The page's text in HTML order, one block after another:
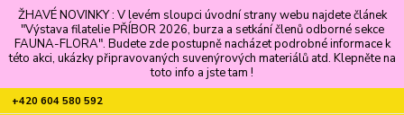
ŽHAVÉ NOVINKY : V levém sloupci úvodní strany webu najdete článek
"Výstava filatelie PŘÍBOR 2026, burza a setkání členů odborné sekce
FAUNA-FLORA". Budete zde postupně nacházet podrobné informace k
této akci, ukázky připravovaných suvenýrových materiálů atd. Klepněte na
toto info a jste tam !
+420 604 580 592